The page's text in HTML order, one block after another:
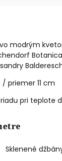
modrým
priemer 11 cm
pri teplote
Sklenené